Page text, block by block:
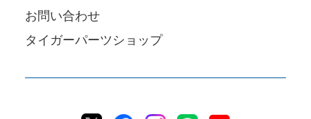
お問い合わせ
タイガーパーツショップ